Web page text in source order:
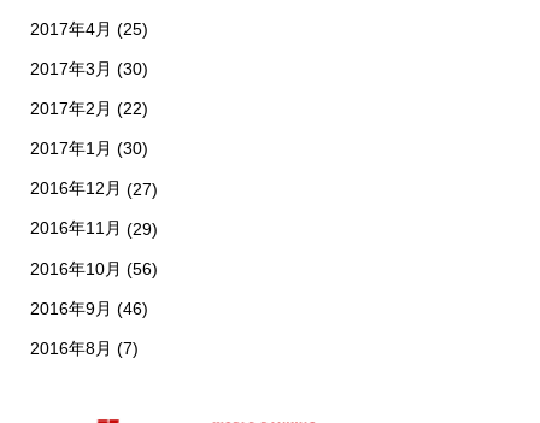
2017年4月 (25)
2017年3月 (30)
2017年2月 (22)
2017年1月 (30)
2016年12月 (27)
2016年11月 (29)
2016年10月 (56)
2016年9月 (46)
2016年8月 (7)